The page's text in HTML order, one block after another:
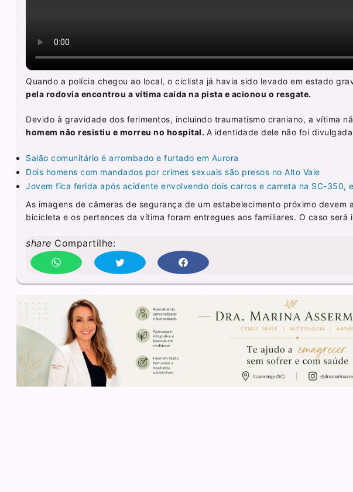
Quando a polícia chegou ao local, o ciclista já havia sido levado em estado
pela rodovia encontrou a vítima caída na pista e acionou o resgate.
Devido à gravidade dos ferimentos, incluindo traumatismo craniano, a vítima
homem não resistiu e morreu no hospital. A identidade dele não foi
Salão comunitário é arrombado e furtado em Aurora
Dois homens com mandados por crimes sexuais são presos no Alto Vale
Jovem fica ferida após acidente envolvendo dois carros e carreta na SC-350,
As imagens de câmeras de segurança de um estabelecimento próximo
bicicleta e os pertences da vítima foram entregues aos familiares. O caso
share Compartilhe: